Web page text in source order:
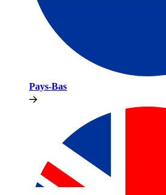
Pays-Bas​​